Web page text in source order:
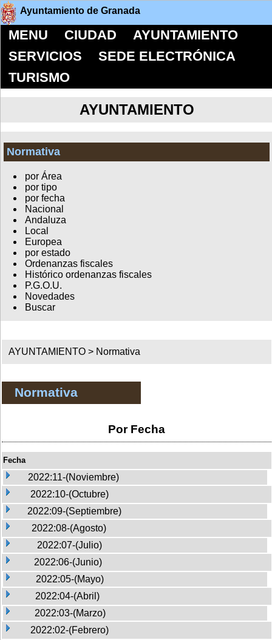
Ayuntamiento de Granada
MENU CIUDAD
AYUNTAMIENTO
SERVICIOS
SEDE ELECTRÓNICA
TURISMO
AYUNTAMIENTO
Normativa
por Área
por tipo
por fecha
Nacional
Andaluza
Local
Europea
por estado
Ordenanzas fiscales
Histórico ordenanzas fiscales
P.G.O.U.
Novedades
Buscar
AYUNTAMIENTO > Normativa
Normativa
Por Fecha
Fecha
2022:11-(Noviembre)
2022:10-(Octubre)
2022:09-(Septiembre)
2022:08-(Agosto)
2022:07-(Julio)
2022:06-(Junio)
2022:05-(Mayo)
2022:04-(Abril)
2022:03-(Marzo)
2022:02-(Febrero)